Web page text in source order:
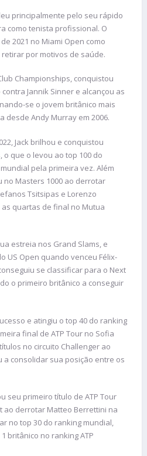
principalmente pelo seu rápido
como tenista profissional. O
2021 no Miami Open como
por motivos de saúde.
Championships, conquistou
Jannik Sinner e alcançou as
se o jovem britânico mais
desde Andy Murray em 2006.
Jack brilhou e conquistou
que o levou ao top 100 do
pela primeira vez. Além
no Masters 1000 ao derrotar
Tsitsipas e Lorenzo
quartas de final no Mutua
estreia nos Grand Slams, e
US Open quando venceu Félix-
se classificar para o Next
o primeiro britânico a conseguir
e atingiu o top 40 do ranking
final de ATP Tour no Sofia
no circuito Challenger ao
a consolidar sua posição entre os
seu primeiro título de ATP Tour
ao derrotar Matteo Berrettini na
no top 30 do ranking mundial,
britânico no ranking ATP